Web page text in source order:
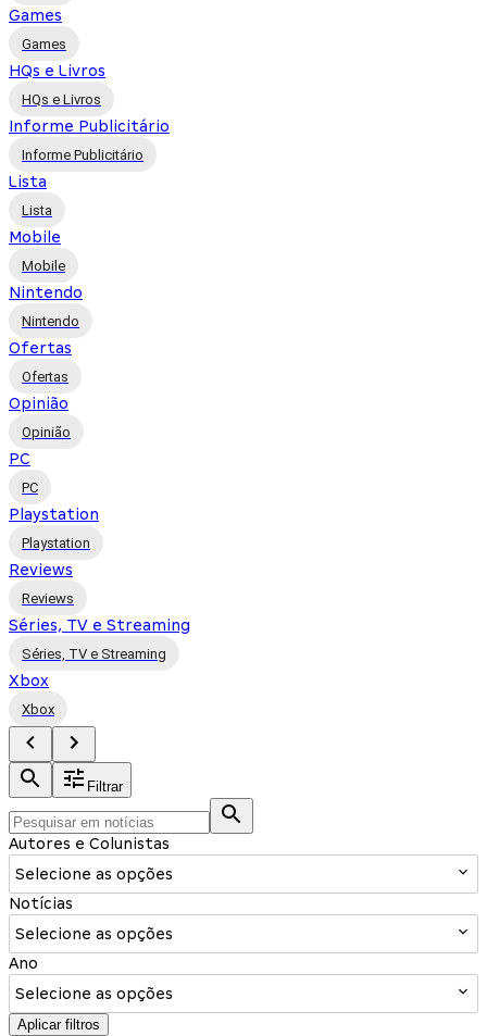
Games
Games
HQs e Livros
HQs e Livros
Informe Publicitário
Informe Publicitário
Lista
Lista
Mobile
Mobile
Nintendo
Nintendo
Ofertas
Ofertas
Opinião
Opinião
PC
PC
Playstation
Playstation
Reviews
Reviews
Séries, TV e Streaming
Séries, TV e Streaming
Xbox
Xbox
Filtrar
Autores e Colunistas
Selecione as opções
Notícias
Selecione as opções
Ano
Selecione as opções
Aplicar filtros